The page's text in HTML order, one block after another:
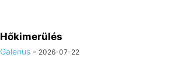
Hőkimerülés
Galenus - 2026-07-22